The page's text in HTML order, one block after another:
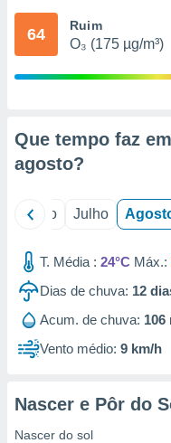
através
1199
64 Ruim
O₃ (175 µg/m³)
Que tempo faz
agosto?
Junho Julho
T. Média : 24°C Máx.:
Dias de chuva: 12
Acum. de chuva: 106
Vento médio: 9 km/h
Nascer e Pôr do
Nascer do sol